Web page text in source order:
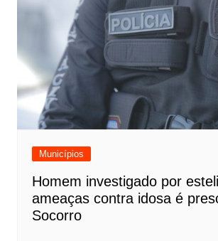
Municípios
Homem investigado por
ameaças contra idosa é
Socorro